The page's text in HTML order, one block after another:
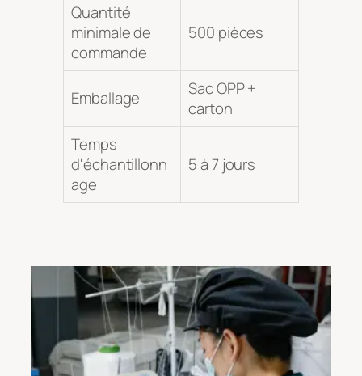
Quantité
minimale de
commande
500 pièces
Emballage
Sac OPP +
carton
Temps
d'échantillonn
age
5 à 7 jours